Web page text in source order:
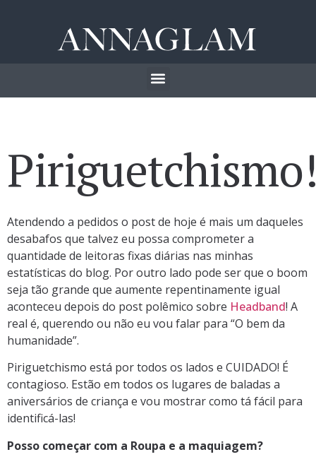
Atendendo a pedidos o post de hoje é mais um daqueles
desabafos que talvez eu possa comprometer a
quantidade de leitoras fixas diárias nas minhas
estatísticas do blog. Por outro lado pode ser que o boom
seja tão grande que aumente repentinamente igual
aconteceu depois do post polêmico sobre Headband! A
real é, querendo ou não eu vou falar para “O bem da
humanidade”.
Piriguetchismo está por todos os lados e CUIDADO! É
contagioso. Estão em todos os lugares de baladas a
aniversários de criança e vou mostrar como tá fácil para
identificá-las!
Posso começar com a Roupa e a maquiagem?